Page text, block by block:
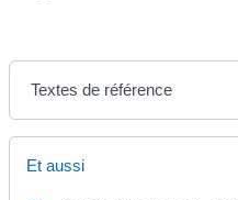
Textes de référence
Et aussi